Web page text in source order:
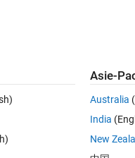
the
find a way to
Asie-
Australia
India
New